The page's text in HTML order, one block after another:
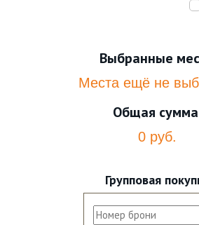
Выбранные
Места ещё не
Общая
0 руб.
Групповая